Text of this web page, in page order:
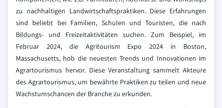
zu nachhaltigen Landwirtschaftspraktiken. Diese Erfahrungen
sind beliebt bei Familien, Schulen und Touristen, die nach
Bildungs- und Freizeitaktivitäten suchen. Zum Beispiel, im
Februar 2024, die Agritourism Expo 2024 in Boston,
Massachusetts, hob die neuesten Trends und Innovationen im
Agrartourismus hervor. Diese Veranstaltung sammelt Akteure
des Agrartourismus, um bewährte Praktiken zu teilen und neue
Wachstumschancen der Branche zu erkunden.